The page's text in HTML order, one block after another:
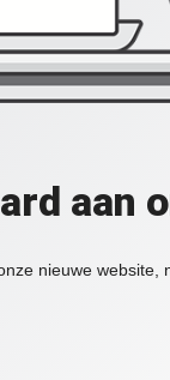
aan
nieuwe website,